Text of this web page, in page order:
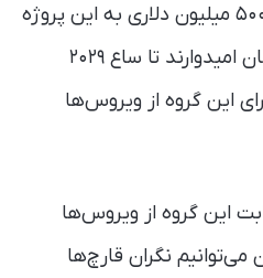
در حال حاضر یک بودجه‌ی ۵۰۰ میلیون دلاری به این پروژه
اختصاص پیدا کرده و محققان امیدوارند تا ساع ۲۰۲۹
این گروه از ویروس‌ها
این گروه از ویروس‌ها
نگران قارچ‌ها